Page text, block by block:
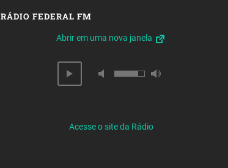
RÁDIO FEDERAL FM
Abrir em uma nova janela
Acesse o site da Rádio